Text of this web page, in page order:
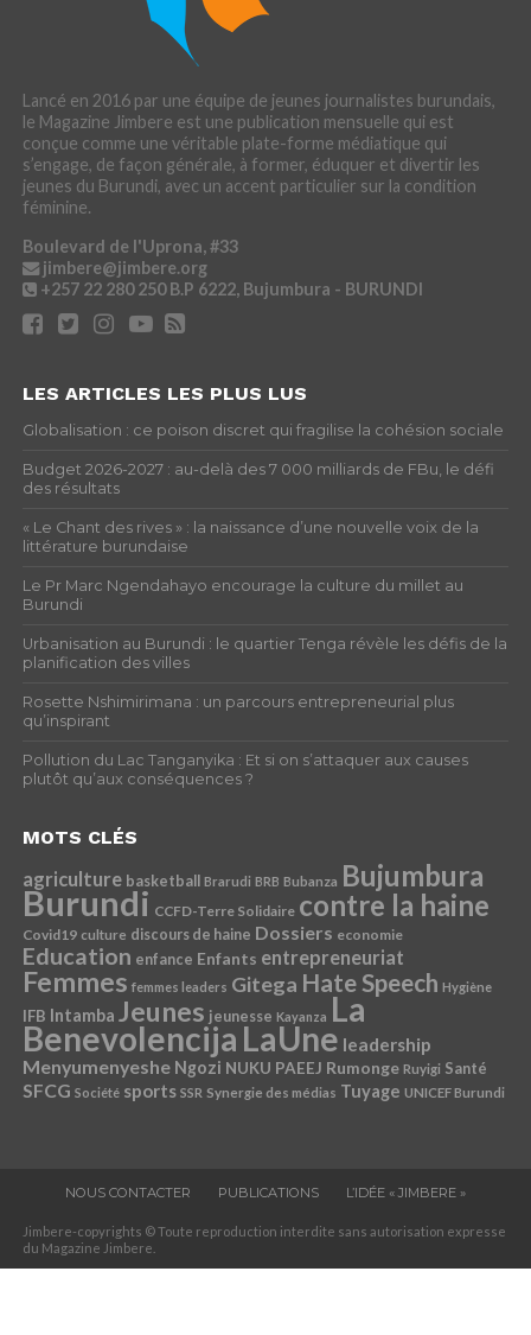
Lancé en 2016 par une équipe de jeunes journalistes burundais,
le Magazine Jimbere est une publication mensuelle qui est
conçue comme une véritable plate-forme médiatique qui
s’engage, de façon générale, à former, éduquer et divertir les
jeunes du Burundi, avec un accent particulier sur la condition
féminine.
Boulevard de l'Uprona, #33
jimbere@jimbere.org
+257 22 280 250 B.P 6222, Bujumbura - BURUNDI
LES ARTICLES LES PLUS LUS
Globalisation : ce poison discret qui fragilise la cohésion sociale
Budget 2026-2027 : au-delà des 7 000 milliards de FBu, le défi
des résultats
« Le Chant des rives » : la naissance d’une nouvelle voix de la
littérature burundaise
Le Pr Marc Ngendahayo encourage la culture du millet au
Burundi
Urbanisation au Burundi : le quartier Tenga révèle les défis de la
planification des villes
Rosette Nshimirimana : un parcours entrepreneurial plus
qu’inspirant
Pollution du Lac Tanganyika : Et si on s’attaquer aux causes
plutôt qu’aux conséquences ?
MOTS CLÉS
agriculture basketball Brarudi BRB Bubanza Bujumbura
Burundi CCFD-Terre Solidaire contre la haine
Covid19 culture discours de haine Dossiers economie
Education enfance Enfants entrepreneuriat
Femmes femmes leaders Gitega Hate Speech Hygiène
IFB Intamba Jeunes jeunesse Kayanza La
Benevolencija LaUne leadership
Menyumenyeshe Ngozi NUKU PAEEJ Rumonge Ruyigi Santé
SFCG Société sports SSR Synergie des médias Tuyage UNICEF Burundi
NOUS CONTACTER PUBLICATIONS L’IDÉE « JIMBERE »
Jimbere-copyrights © Toute reproduction interdite sans autorisation expresse
du Magazine Jimbere.